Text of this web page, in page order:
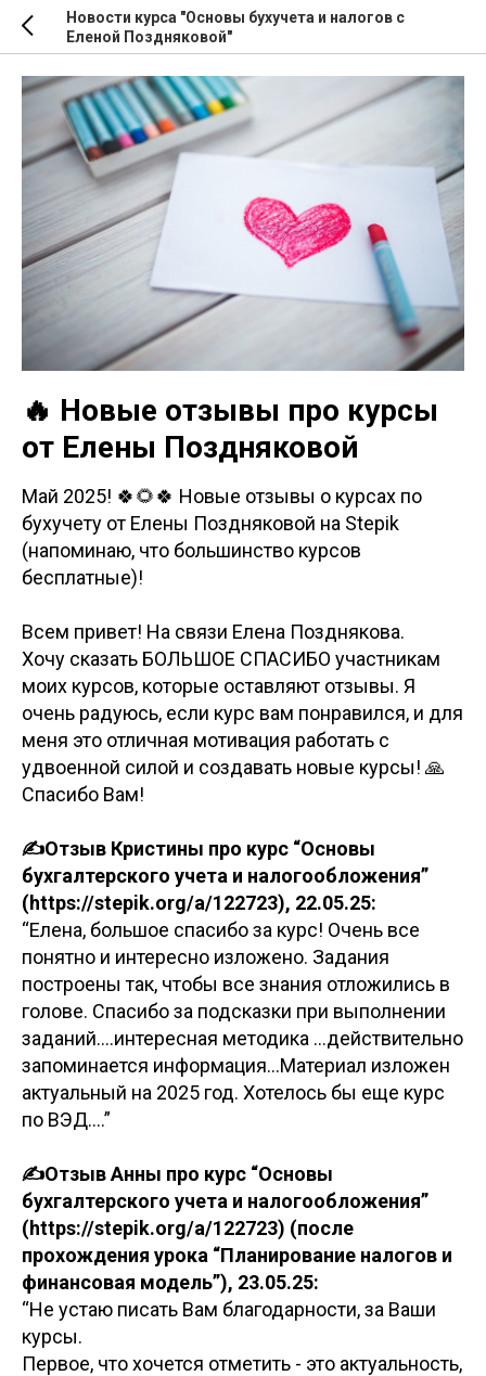
Новости курса "Основы бухучета и налогов с
Еленой Поздняковой"
🔥 Новые отзывы про курсы
от Елены Поздняковой
Май 2025! 🍀🌻🍀 Новые отзывы о курсах по
бухучету от Елены Поздняковой на Stepik
(напоминаю, что большинство курсов
бесплатные)!
Всем привет! На связи Елена Позднякова.
Хочу сказать БОЛЬШОЕ СПАСИБО участникам
моих курсов, которые оставляют отзывы. Я
очень радуюсь, если курс вам понравился, и для
меня это отличная мотивация работать с
удвоенной силой и создавать новые курсы! 🙏
Спасибо Вам!
✍️Отзыв Кристины про курс “Основы
бухгалтерского учета и налогообложения”
(https://stepik.org/a/122723), 22.05.25:
“Елена, большое спасибо за курс! Очень все
понятно и интересно изложено. Задания
построены так, чтобы все знания отложились в
голове. Спасибо за подсказки при выполнении
заданий....интересная методика ...действительно
запоминается информация...Материал изложен
актуальный на 2025 год. Хотелось бы еще курс
по ВЭД....”
✍️Отзыв Анны про курс “Основы
бухгалтерского учета и налогообложения”
(https://stepik.org/a/122723) (после
прохождения урока “Планирование налогов и
финансовая модель”), 23.05.25:
“Не устаю писать Вам благодарности, за Ваши
курсы.
Первое, что хочется отметить - это актуальность,